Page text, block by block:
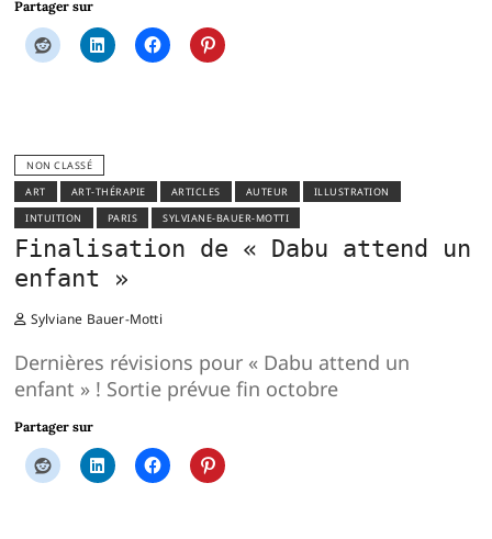
Partager sur
NON CLASSÉ
ART
ART-THÉRAPIE ARTICLES AUTEUR
ILLUSTRATION
INTUITION
PARIS SYLVIANE-BAUER-MOTTI
Finalisation de « Dabu attend un
enfant »
Sylviane Bauer-Motti
Dernières révisions pour « Dabu attend un
enfant » ! Sortie prévue fin octobre
Partager sur